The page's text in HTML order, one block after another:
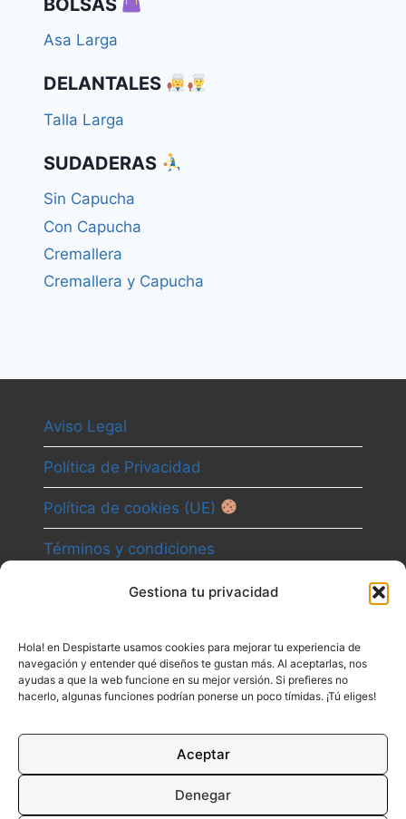
Gestiona tu privacidad
Hola! en Despistarte usamos cookies para mejorar tu experiencia de
navegación y entender qué diseños te gustan más. Al aceptarlas, nos
ayudas a que la web funcione en su mejor versión. Si prefieres no
hacerlo, algunas funciones podrían ponerse un poco tímidas. ¡Tú eliges!
Aceptar
Denegar
Asa Larga
DELANTALES
Talla Larga
SUDADERAS
Sin Capucha
Con Capucha
Cremallera
Cremallera y Capucha
Aviso Legal
Política de Privacidad
Política de cookies (UE)
Términos y condiciones
Canal
Contacto